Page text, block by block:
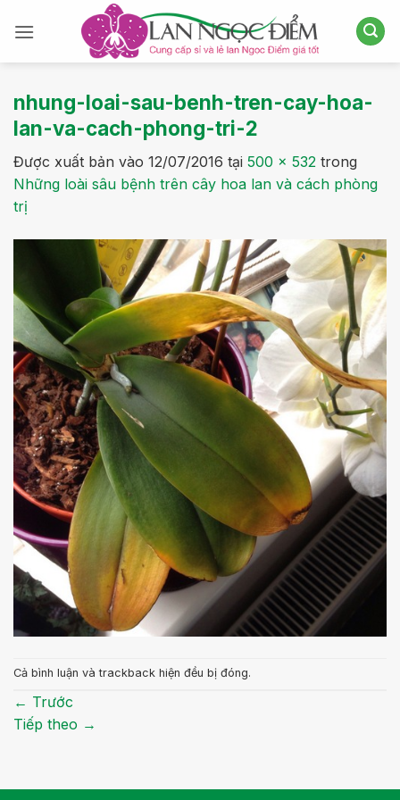
qua
nhung-loai-sau-benh-tren-cay-hoa-
lan-va-cach-phong-tri-2
Được xuất bản vào 12/07/2016 tại 500 × 532 trong
Những loài sâu bệnh trên cây hoa lan và cách phòng
trị
Cả bình luận và trackback hiện đều bị đóng.
← Trước
Tiếp theo →